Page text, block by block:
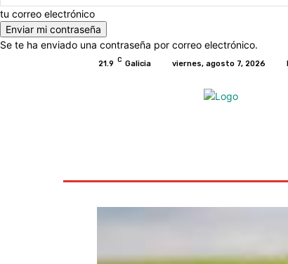
tu correo electrónico
Se te ha enviado una contraseña por correo electrónico.
21.9 C Galicia viernes, agosto 7, 2026